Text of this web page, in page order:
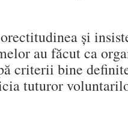
şi
au făcut ca
criterii bine
tuturor